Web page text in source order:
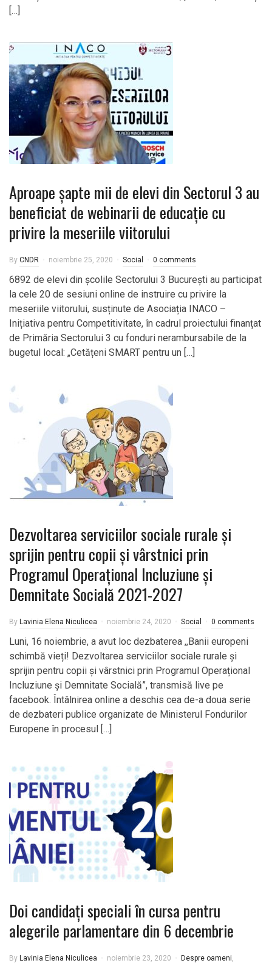
[…]
Aproape șapte mii de elevi din Sectorul 3 au
beneficiat de webinarii de educație cu
privire la meseriile viitorului
By CNDR noiembrie 25, 2020 Social 0 comments
6892 de elevi din școlile Sectorului 3 București au participat
la cele 20 de sesiuni online de instruire cu privire la
meseriile viitorului, susținute de Asociația INACO –
Inițiativa pentru Competitivitate, în cadrul proiectului finanțat
de Primăria Sectorului 3 cu fonduri nerambursabile de la
bugetul local: „Cetățeni SMART pentru un […]
Dezvoltarea serviciilor sociale rurale și
sprijin pentru copii și vârstnici prin
Programul Operațional Incluziune și
Demnitate Socială 2021-2027
By Lavinia Elena Niculicea noiembrie 24, 2020 Social 0 comments
Luni, 16 noiembrie, a avut loc dezbaterea ,,Banii europeni
schimbă vieți! Dezvoltarea serviciilor sociale rurale și
sprijin pentru copii și vârstnici prin Programul Operațional
Incluziune și Demnitate Socială”, transmisă live pe
facebook. Întâlnirea online a deschis cea de-a doua serie
de dezbateri publice organizate de Ministerul Fondurilor
Europene în procesul […]
Doi candidați speciali în cursa pentru
alegerile parlamentare din 6 decembrie
By Lavinia Elena Niculicea noiembrie 23, 2020 Despre oameni,